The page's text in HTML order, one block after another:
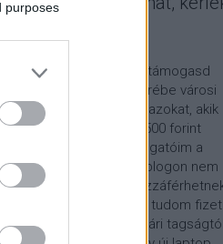
purposes
tetszik a blogom, kérlek támogasd
anyagilag is! Cserébe városi
hívom meg időnként azokat, akik
havi 5 euró vagy 2500 forint
küldenek. Támogatóim a
on exkluzív, a blogon nem
tartalmakhoz is
segítségével tudom
költségeit a könyvtári